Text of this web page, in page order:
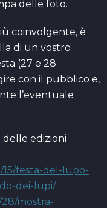
delle foto.
coinvolgente, è
di un vostro
(27 e 28
con il pubblico e,
l’eventuale
edizioni
15/festa-del-lupo-
dei-lupi/
mostra-